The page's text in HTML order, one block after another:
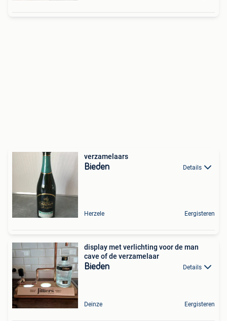
verzamelaars
Bieden Details
Herzele Eergisteren
display met verlichting voor de man
cave of de verzamelaar
Bieden Details
Deinze Eergisteren